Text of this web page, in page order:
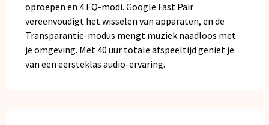
oproepen en 4 EQ-modi. Google Fast Pair
vereenvoudigt het wisselen van apparaten, en de
Transparantie-modus mengt muziek naadloos met
je omgeving. Met 40 uur totale afspeeltijd geniet je
van een eersteklas audio-ervaring.